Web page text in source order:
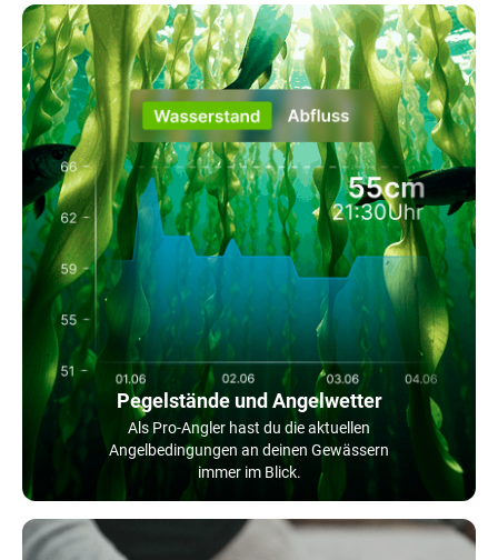
Pegelstände und Angelwetter
Als Pro-Angler hast du die aktuellen
Angelbedingungen an deinen Gewässern
immer im Blick.